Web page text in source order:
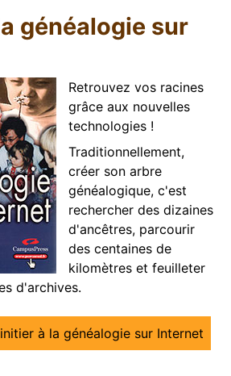
généalogie sur
Retrouvez vos racines
grâce aux nouvelles
technologies !
Traditionnellement,
créer son arbre
généalogique, c'est
rechercher des dizaines
d'ancêtres, parcourir
des centaines de
kilomètres et feuilleter
d'archives.
à la généalogie sur Internet